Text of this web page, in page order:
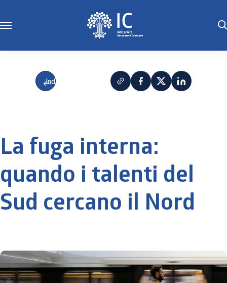
Indietro
La fuga interna:
quando i talenti del
Sud cercano il Nord